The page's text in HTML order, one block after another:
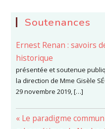
Soutenances
Ernest Renan : savoirs
historique
présentée et soutenue
la direction de Mme Gisèle
29 novembre 2019, […]
« Le paradigme